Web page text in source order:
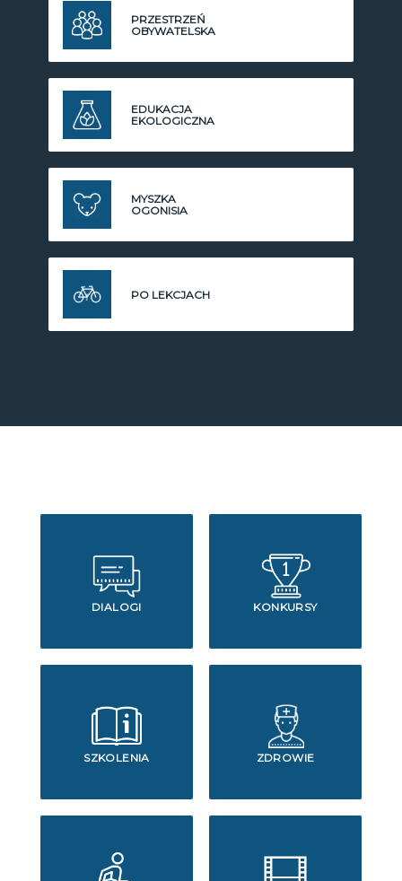
PRZESTRZEŃ
OBYWATELSKA
EDUKACJA
EKOLOGICZNA
MYSZKA
OGONISIA
PO LEKCJACH
DIALOGI KONKURSY
SZKOLENIA ZDROWIE